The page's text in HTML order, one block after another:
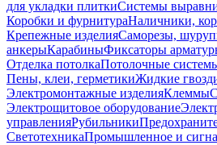
для укладки плиткиСистемы
Коробки и фурнитураНаличники,
Крепежные изделияСаморезы,
анкерыКарабиныФиксаторы
Отделка потолкаПотолочные
Пены, клеи, герметикиЖидкие
Электромонтажные изделияКлеммы
Электрощитовое оборудование
управленияРубильники
СветотехникаПромышленное и